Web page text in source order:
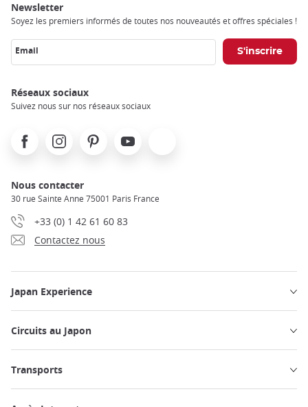
Newsletter
Soyez les premiers informés de toutes nos nouveautés et offres spéciales !
Email
Réseaux sociaux
Suivez nous sur nos réseaux sociaux
FacebookInstagramPinterest Youtube
Nous contacter
30 rue Sainte Anne 75001 Paris France
+33 (0) 1 42 61 60 83
Contactez nous
Japan Experience
Circuits au Japon
Transports